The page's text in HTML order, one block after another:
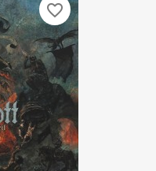
favorite_border